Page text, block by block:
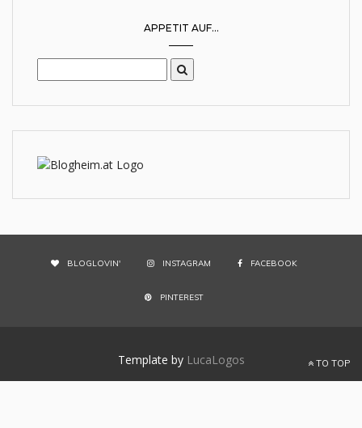
APPETIT AUF...
BLOGLOVIN' INSTAGRAM FACEBOOK
PINTEREST
Template by LucaLogos TO TOP